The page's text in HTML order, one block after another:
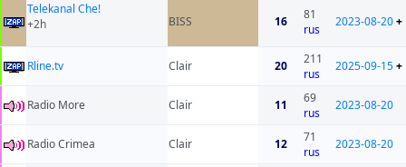
Telekanal Che!
+2h
BISS 16
81
rus
2023-08-20+
Rline.tv Clair 20
211
rus
2025-09-15+
Radio More Clair 11
69
rus
2023-08-20
Radio Crimea Clair 12
71
rus
2023-08-20